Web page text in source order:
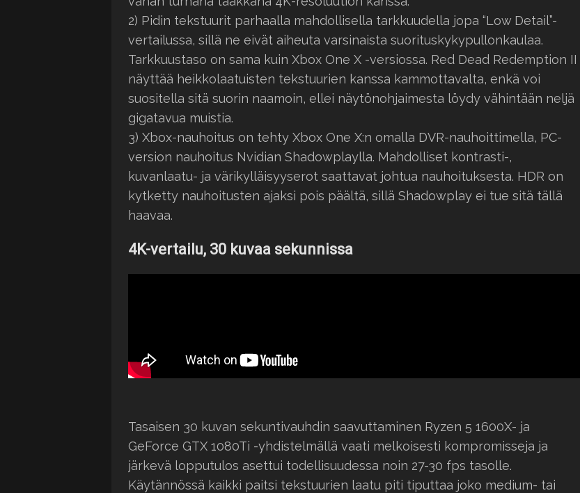
2) Pidin tekstuurit parhaalla mahdollisella tarkkuudella jopa “Low Detail”-
vertailussa, sillä ne eivät aiheuta varsinaista suorituskykypullonkaulaa.
Tarkkuustaso on sama kuin Xbox One X -versiossa. Red Dead Redemption II
näyttää heikkolaatuisten tekstuurien kanssa kammottavalta, enkä voi
suositella sitä suorin naamoin, ellei näytönohjaimesta löydy vähintään neljä
gigatavua muistia.
3) Xbox-nauhoitus on tehty Xbox One X:n omalla DVR-nauhoittimella, PC-
version nauhoitus Nvidian Shadowplaylla. Mahdolliset kontrasti-,
kuvanlaatu- ja värikylläisyyserot saattavat johtua nauhoituksesta. HDR on
kytketty nauhoitusten ajaksi pois päältä, sillä Shadowplay ei tue sitä tällä
haavaa.
4K-vertailu, 30 kuvaa sekunnissa
Tasaisen 30 kuvan sekuntivauhdin saavuttaminen Ryzen 5 1600X- ja
GeForce GTX 1080Ti -yhdistelmällä vaati melkoisesti kompromisseja ja
järkevä lopputulos asettui todellisuudessa noin 27-30 fps tasolle.
Käytännössä kaikki paitsi tekstuurien laatu piti tiputtaa joko medium- tai